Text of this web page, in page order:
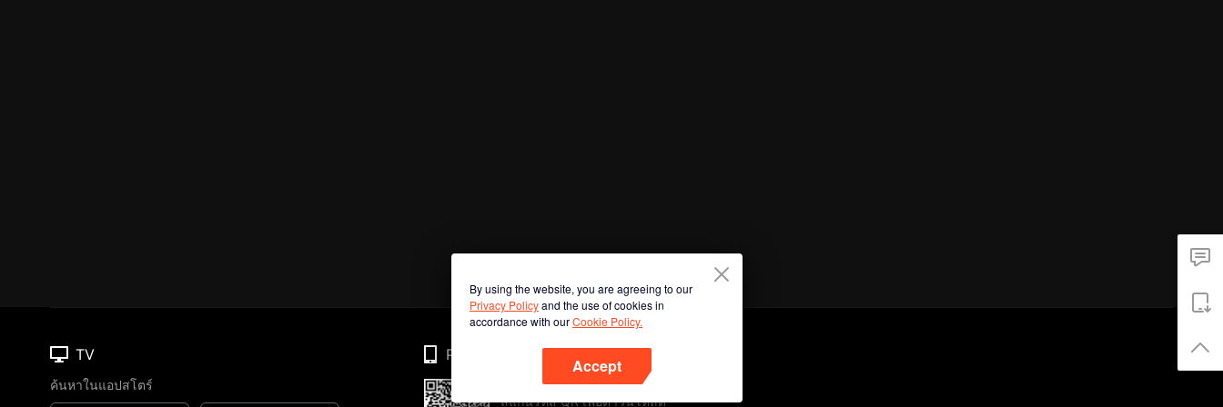
By using the website, you are agreeing to our
Privacy Policyand the use of cookies in
accordance with ourCookie Policy.
Accept
TV
ค้นหาในแอปสโตร์
Phone
สแกนรหัส QR เพื่อดาวน์โหลด